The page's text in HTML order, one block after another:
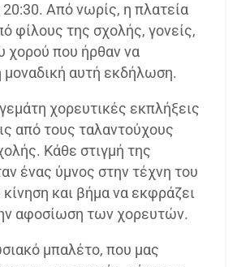
20:30. Από νωρίς, η πλατεία
φίλους της σχολής, γονείς,
χορού που ήρθαν να
μοναδική αυτή εκδήλωση.
χορευτικές εκπλήξεις
από τους ταλαντούχους
Κάθε στιγμή της
ένας ύμνος στην τέχνη του
και βήμα να εκφράζει
αφοσίωση των χορευτών.
μπαλέτο, που μας